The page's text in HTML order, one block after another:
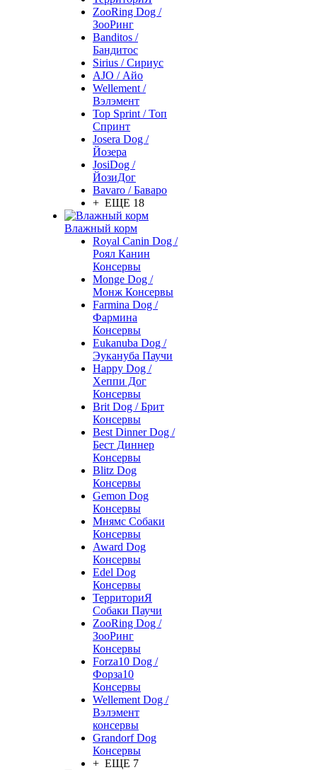
ZooRing Dog /
ЗооРинг
Banditos /
Бандитос
Sirius / Сириус
AJO / Айо
Wellement /
Вэлэмент
Top Sprint / Топ
Спринт
Josera Dog /
Йозера
JosiDog /
ЙозиДог
Bavaro / Баваро
+ ЕЩЕ 18
Влажный корм
Royal Canin Dog /
Роял Канин
Консервы
Monge Dog /
Монж Консервы
Farmina Dog /
Фармина
Консервы
Eukanuba Dog /
Эукануба Паучи
Happy Dog /
Хеппи Дог
Консервы
Brit Dog / Брит
Консервы
Best Dinner Dog /
Бест Диннер
Консервы
Blitz Dog
Консервы
Gemon Dog
Консервы
Мнямс Собаки
Консервы
Award Dog
Консервы
Edel Dog
Консервы
ТерриториЯ
Собаки Паучи
ZooRing Dog /
ЗооРинг
Консервы
Forza10 Dog /
Форза10
Консервы
Wellement Dog /
Вэлэмент
консервы
Grandorf Dog
Консервы
+ ЕЩЕ 7